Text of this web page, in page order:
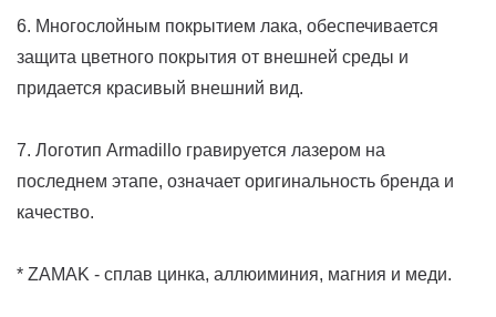
6. Многослойным покрытием лака, обеспечивается
защита цветного покрытия от внешней среды и
придается красивый внешний вид.
7. Логотип Armadillo гравируется лазером на
последнем этапе, означает оригинальность бренда и
качество.
* ZAMAK - сплав цинка, аллюиминия, магния и меди.